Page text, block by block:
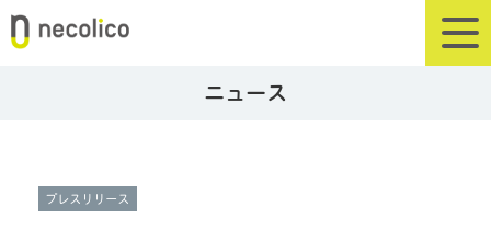
ニュース
プレスリリース